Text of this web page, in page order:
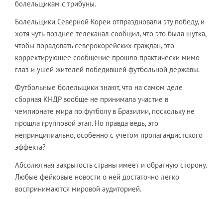
болельщикам с трибуны.
Болельщики Северной Кореи отпраздновали эту победу, и
хотя чуть позднее телеканал сообщил, что это была шутка,
чтобы порадовать северокорейских граждан, это
корректирующее сообщение прошло практически мимо
глаз и ушей жителей победившей футбольной державы.
Футбольные болельщики знают, что на самом деле
сборная КНДР вообще не принимала участие в
чемпионате мира по футболу в Бразилии, поскольку не
прошла групповой этап. Но правда ведь, это
непринципиально, особенно с учётом пропагандистского
эффекта?
Абсолютная закрытость страны имеет и обратную сторону.
Любые фейковые новости о ней достаточно легко
воспринимаются мировой аудиторией.